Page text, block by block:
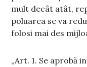
mult decât atât,
poluarea se va
folosi mai des
„Art. 1. Se aprobă